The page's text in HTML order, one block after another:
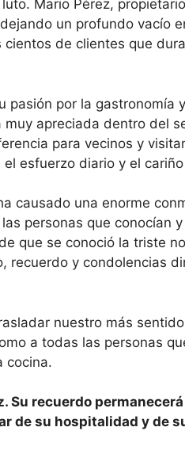
Mario Pérez,
un profundo vacío
de clientes que
pasión por la gastronomía
apreciada dentro del
para vecinos y
esfuerzo diario y el
causado una enorme
personas que conocían
que se conoció la triste
recuerdo y condolencias
nuestro más
a todas las personas
cocina.
Su recuerdo
de su hospitalidad y de